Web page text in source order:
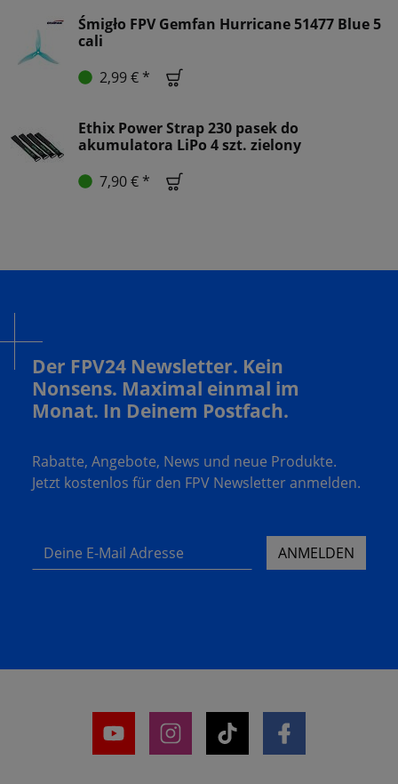
Śmigło FPV Gemfan Hurricane 51477 Blue 5
cali
2,99 € *
Ethix Power Strap 230 pasek do
akumulatora LiPo 4 szt. zielony
7,90 € *
Der FPV24 Newsletter. Kein
Nonsens. Maximal einmal im
Monat. In Deinem Postfach.
Rabatte, Angebote, News und neue Produkte.
Jetzt kostenlos für den FPV Newsletter anmelden.
Deine E-Mail Adresse ANMELDEN